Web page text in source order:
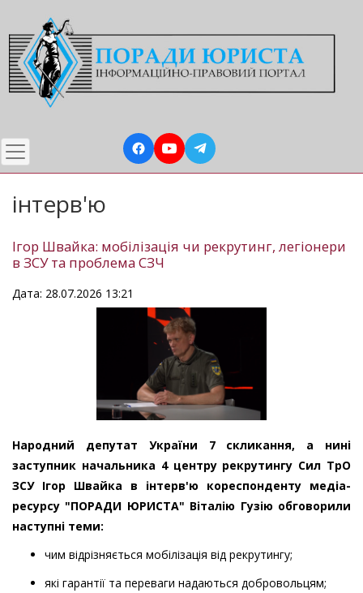
до
основного
вмісту
інтерв'ю
Ігор Швайка: мобілізація чи рекрутинг, легіонери
в ЗСУ та проблема СЗЧ
Дата: 28.07.2026 13:21
Народний депутат України 7 скликання, а нині
заступник начальника 4 центру рекрутингу Сил ТрО
ЗСУ Ігор Швайка в інтерв'ю кореспонденту медіа-
ресурсу "ПОРАДИ ЮРИСТА" Віталію Гузію обговорили
наступні теми:
чим відрізняється мобілізація від рекрутингу;
які гарантії та переваги надаються добровольцям;